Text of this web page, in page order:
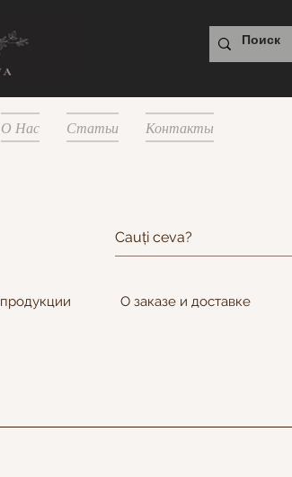
О Нас Статьи Контакты
О заказе и доставке
возникновения проблем с нашими